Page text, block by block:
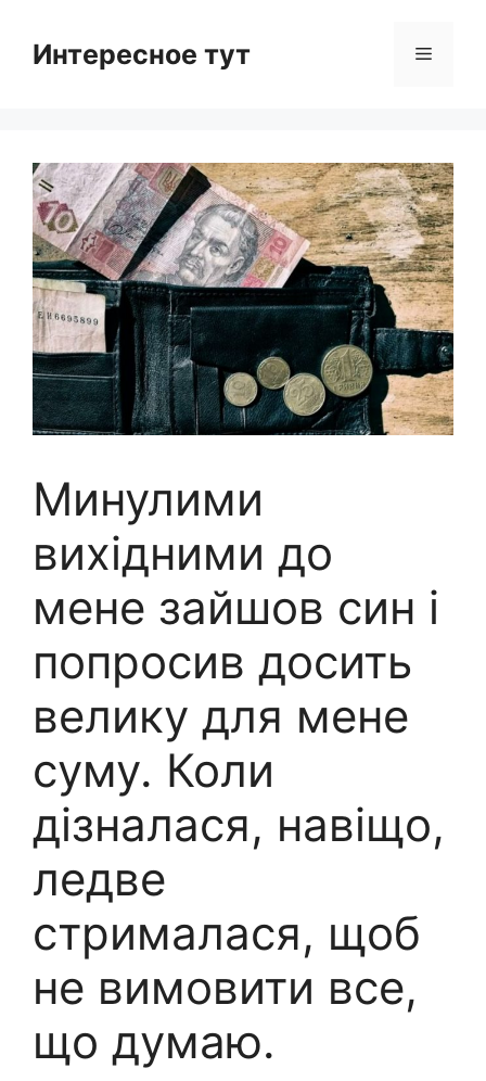
contentИнтересное тут Menu
Минулими
вихідними до
мене зайшов син і
попросив досить
велику для мене
суму. Коли
дізналася, навіщо,
ледве
стрималася, щоб
не вимовити все,
що думаю.